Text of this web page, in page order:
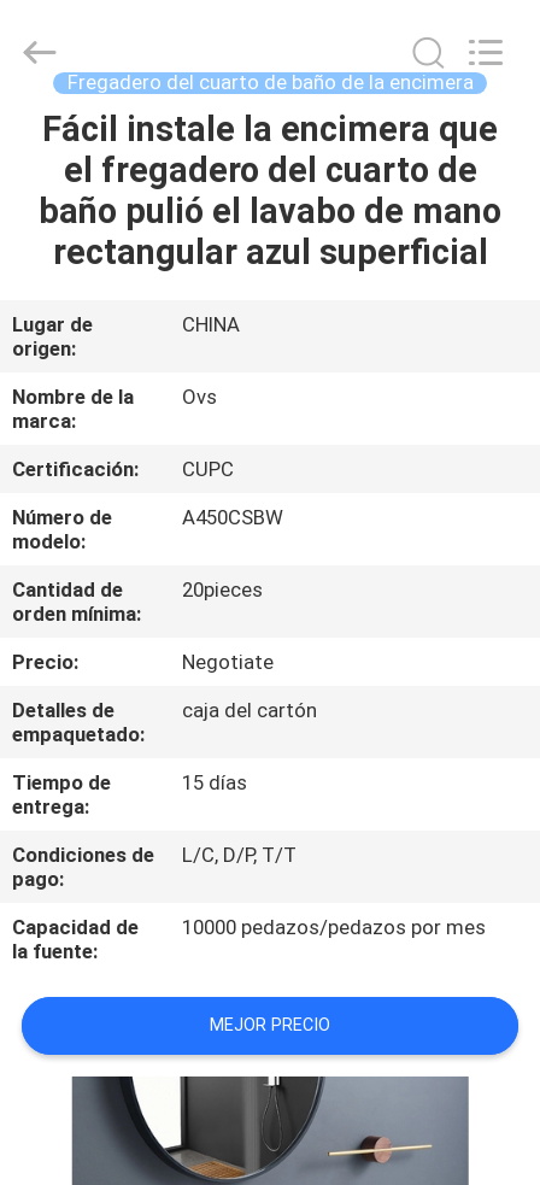
HOGAR
PRODUCTOS
NOSOTROS
VIAJE
DE
LA
FÁBRICA
CONTROL
CALIDAD
ÉNTRENOS
EN
CONTACTO
CON
NOTICIAS
CASOS
baño
Proveedor.
bathroomstoilet.com.
Reserved.
Fregadero del cuarto de baño de la encimera
Fácil instale la encimera que
el fregadero del cuarto de
baño pulió el lavabo de mano
rectangular azul superficial
Lugar de
origen:
CHINA
Nombre de la
marca:
Ovs
Certificación:
CUPC
Número de
modelo:
A450CSBW
Cantidad de
orden mínima:
20pieces
Precio:
Negotiate
Detalles de
empaquetado:
caja del cartón
Tiempo de
entrega:
15 días
Condiciones de
pago:
L/C, D/P, T/T
Capacidad de
la fuente:
10000 pedazos/pedazos por mes
MEJOR PRECIO